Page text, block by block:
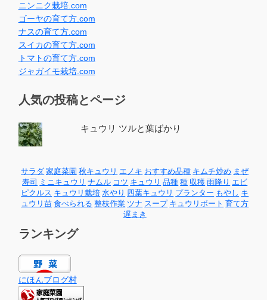
ニンニク栽培.com
ゴーヤの育て方.com
ナスの育て方.com
スイカの育て方.com
トマトの育て方.com
ジャガイモ栽培.com
人気の投稿とページ
キュウリ ツルと葉ばかり
サラダ 家庭菜園 秋キュウリ エノキ おすすめ品種 キムチ炒め まぜ
寿司 ミニキュウリ ナムル コツ キュウリ 品種 種 収穫 雨降り エビ
ピクルス キュウリ栽培 水やり 四葉キュウリ プランター もやし キ
ュウリ苗 食べられる 整枝作業 ツナ スープ キュウリボート 育て方
遅まき
ランキング
にほんブログ村